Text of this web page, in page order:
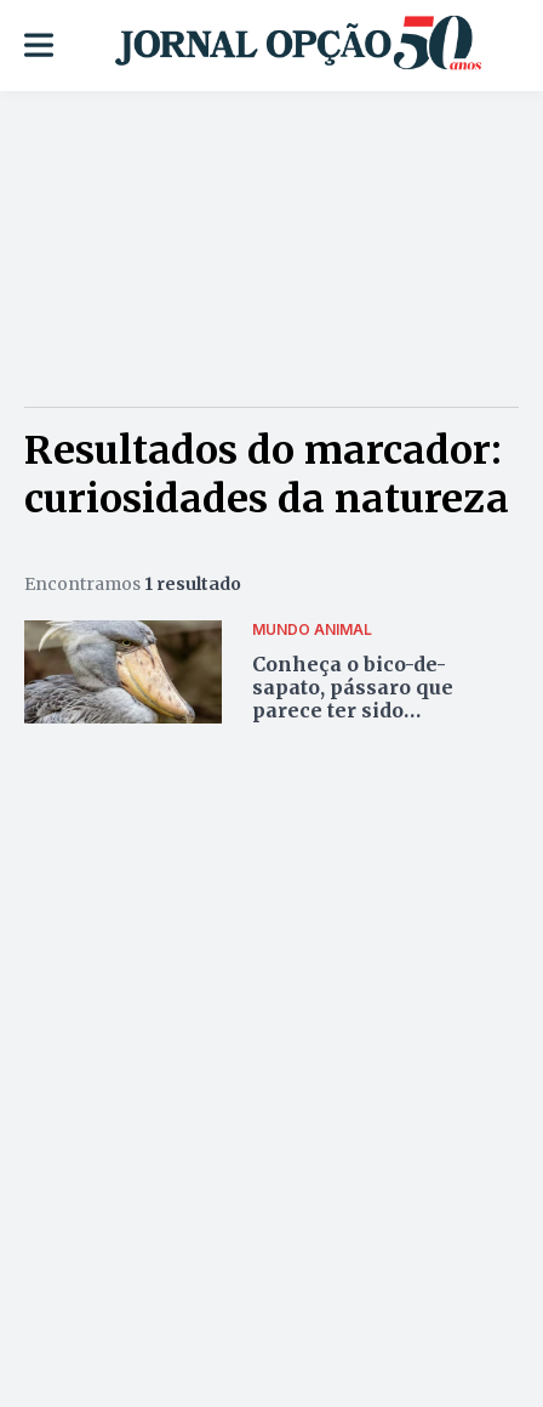
Resultados do marcador:
curiosidades da natureza
Encontramos 1 resultado
MUNDO ANIMAL
Conheça o bico-de-
sapato, pássaro que
parece ter sido